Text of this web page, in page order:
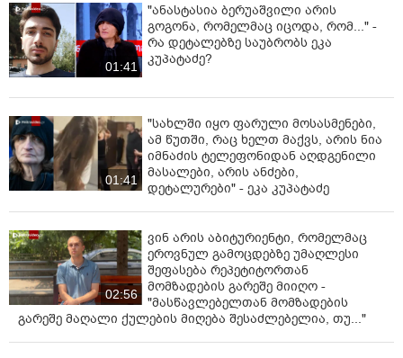
01:41
"ანასტასია ბერუაშვილი არის
გოგონა, რომელმაც იცოდა, რომ..." -
რა დეტალებზე საუბრობს ეკა
კუპატაძე?
01:41
"სახლში იყო ფარული მოსასმენები,
ამ წუთში, რაც ხელთ მაქვს, არის ნია
იმნაძის ტელეფონიდან აღდგენილი
მასალები, არის ანძები,
დეტალურები" - ეკა კუპატაძე
02:56
ვინ არის აბიტურიენტი, რომელმაც
ეროვნულ გამოცდებზე უმაღლესი
შეფასება რეპეტიტორთან
მომზადების გარეშე მიიღო -
"მასწავლებელთან მომზადების
გარეშე მაღალი ქულების მიღება შესაძლებელია, თუ..."